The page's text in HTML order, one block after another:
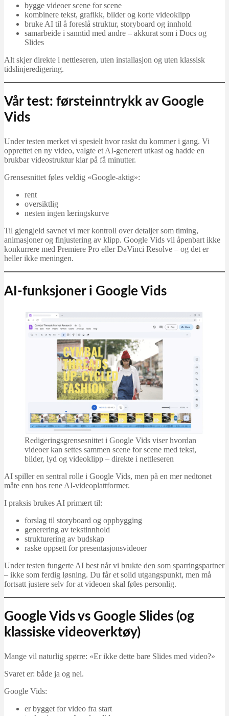
bygge videoer scene for scene
kombinere tekst, grafikk, bilder og korte videoklipp
bruke AI til å foreslå struktur, storyboard og innhold
samarbeide i sanntid med andre – akkurat som i Docs og
Slides
Alt skjer direkte i nettleseren, uten installasjon og uten klassisk
tidslinjeredigering.
Vår test: førsteinntrykk av Google
Vids
Under testen merket vi spesielt hvor raskt du kommer i gang. Vi
opprettet en ny video, valgte et AI-generert utkast og hadde en
brukbar videostruktur klar på få minutter.
Grensesnittet føles veldig «Google-aktig»:
rent
oversiktlig
nesten ingen læringskurve
Til gjengjeld savnet vi mer kontroll over detaljer som timing,
animasjoner og finjustering av klipp. Google Vids vil åpenbart ikke
konkurrere med Premiere Pro eller DaVinci Resolve – og det er
heller ikke meningen.
AI-funksjoner i Google Vids
Redigeringsgrensesnittet i Google Vids viser hvordan
videoer kan settes sammen scene for scene med tekst,
bilder, lyd og videoklipp – direkte i nettleseren
AI spiller en sentral rolle i Google Vids, men på en mer nedtonet
måte enn hos rene AI‑videoplattformer.
I praksis brukes AI primært til:
forslag til storyboard og oppbygging
generering av tekstinnhold
strukturering av budskap
raske oppsett for presentasjonsvideoer
Under testen fungerte AI best når vi brukte den som sparringspartner
– ikke som ferdig løsning. Du får et solid utgangspunkt, men må
fortsatt justere selv for at videoen skal føles personlig.
Google Vids vs Google Slides (og
klassiske videoverktøy)
Mange vil naturlig spørre: «Er ikke dette bare Slides med video?»
Svaret er: både ja og nei.
Google Vids:
er bygget for video fra start